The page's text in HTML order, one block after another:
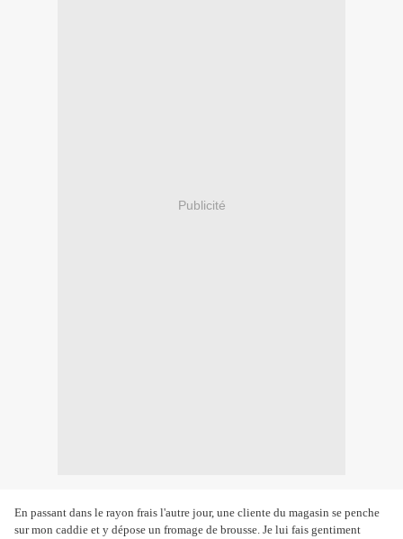
Publicité
En passant dans le rayon frais l'autre jour, une cliente du magasin se penche
sur mon caddie et y dépose un fromage de brousse. Je lui fais gentiment